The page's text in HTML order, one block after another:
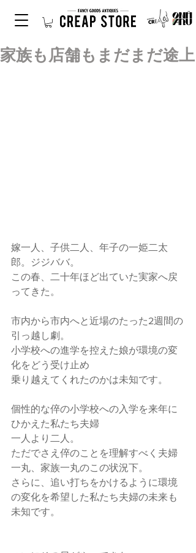
家族も店舗もまだまだ途上
嫁一人、子供二人、年子の一姫二太
郎。ジジババ。
この春、二十年ほど出ていた実家へ戻
ってきた。
市内から市内へと近場のたった2週間の
引っ越し劇。
小学校への進学を控えた娘が環境の変
化をどう受け止め
乗り越えてくれたのかは未知です。
個性的な倅の小学校への入学を来年に
ひかえた私たち夫婦
一人より二人。
ただでさえ倅のことを理解すべく夫婦
一丸、家族一丸のこの状況下。
さらに、追い打ちをかけるように環境
の変化を希望した私たち夫婦の未来も
未知です。